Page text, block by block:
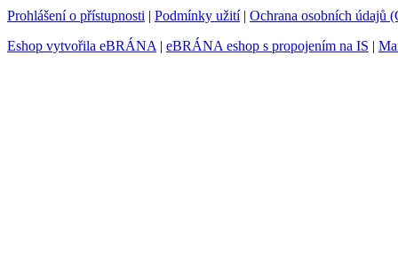
Prohlášení o přístupnosti | Podmínky užití| Ochrana osobních údajů
Eshop vytvořila eBRÁNA | eBRÁNA eshop s propojením na IS |